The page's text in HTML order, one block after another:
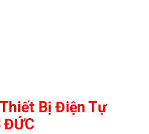
Bị Điện Tự
ĐỨC